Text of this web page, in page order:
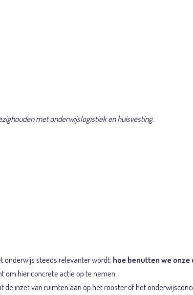
met onderwijslogistiek en huisvesting.
onderwijs steeds relevanter wordt: hoe benutten we
om hier concrete actie op te nemen.
de inzet van ruimten aan op het rooster of het